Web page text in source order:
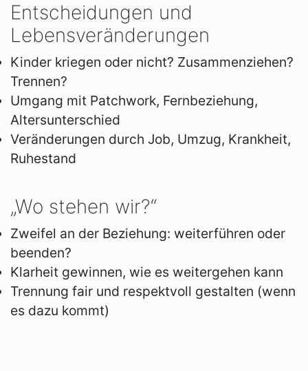
Entscheidungen und
Lebensveränderungen
Kinder kriegen oder nicht? Zusammenziehen?
Trennen?
Umgang mit Patchwork, Fernbeziehung,
Altersunterschied
Veränderungen durch Job, Umzug, Krankheit,
Ruhestand
„Wo stehen wir?“
Zweifel an der Beziehung: weiterführen oder
beenden?
Klarheit gewinnen, wie es weitergehen kann
Trennung fair und respektvoll gestalten (wenn
es dazu kommt)